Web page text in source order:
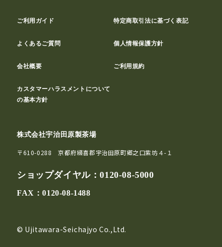
ご利用ガイド 特定商取引法に基づく表記
よくあるご質問 個人情報保護方針
会社概要 ご利用規約
カスタマーハラスメントについて
の基本方針
株式会社宇治田原製茶場
〒610-0288 京都府綴喜郡宇治田原町郷之口紫坊４-１
ショップダイヤル：0120-08-5000
FAX：0120-08-1488
© Ujitawara-Seichajyo Co.,Ltd.